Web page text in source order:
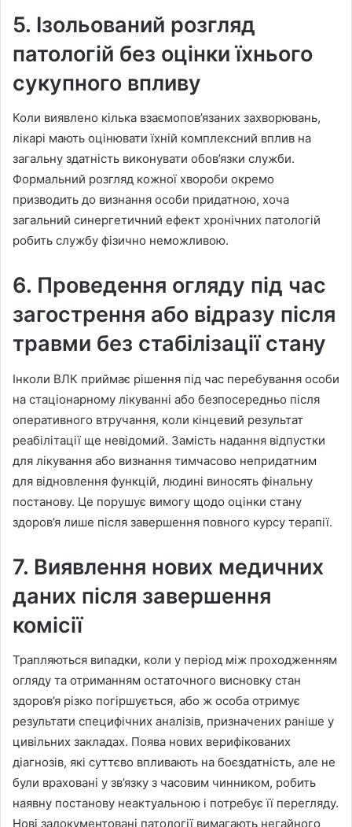
5. Ізольований розгляд
патологій без оцінки їхнього
сукупного впливу
Коли виявлено кілька взаємопов’язаних захворювань,
лікарі мають оцінювати їхній комплексний вплив на
загальну здатність виконувати обов’язки служби.
Формальний розгляд кожної хвороби окремо
призводить до визнання особи придатною, хоча
загальний синергетичний ефект хронічних патологій
робить службу фізично неможливою.
6. Проведення огляду під час
загострення або відразу після
травми без стабілізації стану
Інколи ВЛК приймає рішення під час перебування особи
на стаціонарному лікуванні або безпосередньо після
оперативного втручання, коли кінцевий результат
реабілітації ще невідомий. Замість надання відпустки
для лікування або визнання тимчасово непридатним
для відновлення функцій, людині виносять фінальну
постанову. Це порушує вимогу щодо оцінки стану
здоров’я лише після завершення повного курсу терапії.
7. Виявлення нових медичних
даних після завершення
комісії
Трапляються випадки, коли у період між проходженням
огляду та отриманням остаточного висновку стан
здоров’я різко погіршується, або ж особа отримує
результати специфічних аналізів, призначених раніше у
цивільних закладах. Поява нових верифікованих
діагнозів, які суттєво впливають на боєздатність, але не
були враховані у зв’язку з часовим чинником, робить
наявну постанову неактуальною і потребує її перегляду.
Нові задокументовані патології вимагають негайного